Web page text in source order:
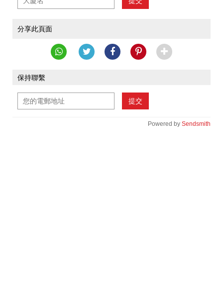
分享此頁面
保持聯繫
提交
Powered by Sendsmith